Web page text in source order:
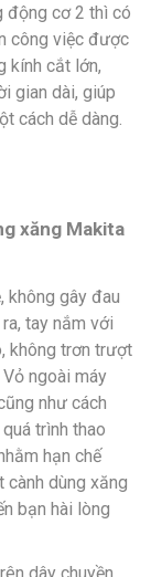
động cơ 2 thì có
công việc được
kính cắt lớn,
gian dài, giúp
cách dễ dàng.
xăng Makita
không gây đau
tay nắm với
không trơn trượt
ngoài máy
như cách
trình thao
hạn chế
cành dùng xăng
bạn hài lòng